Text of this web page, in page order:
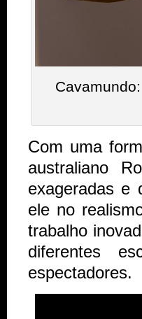
Com uma
australiano
exageradas e
ele no
trabalho
diferentes
espectadores.